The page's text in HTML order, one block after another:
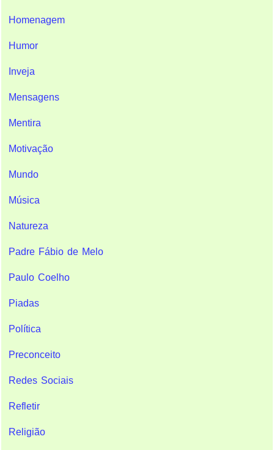
Homenagem
Humor
Inveja
Mensagens
Mentira
Motivação
Mundo
Música
Natureza
Padre Fábio de Melo
Paulo Coelho
Piadas
Política
Preconceito
Redes Sociais
Refletir
Religião